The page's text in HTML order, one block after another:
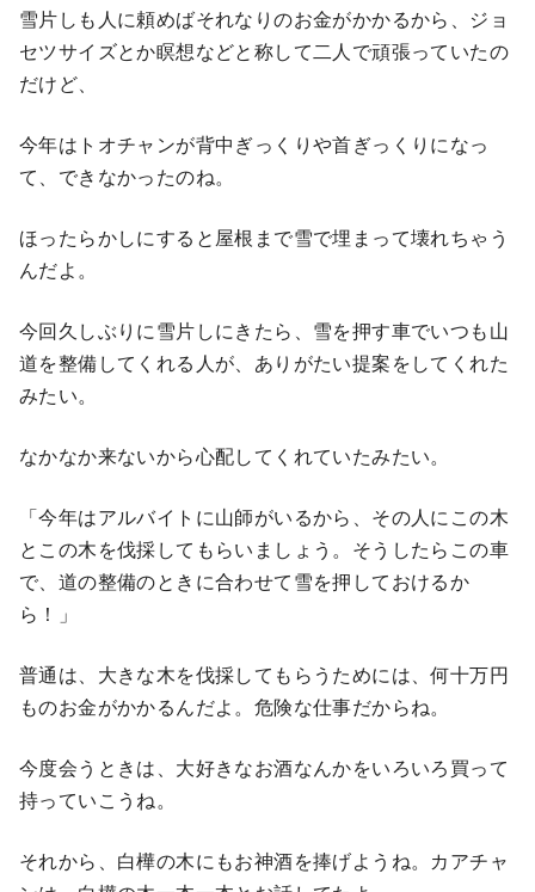
雪片しも人に頼めばそれなりのお金がかかるから、ジョ
セツサイズとか瞑想などと称して二人で頑張っていたの
だけど、
今年はトオチャンが背中ぎっくりや首ぎっくりになっ
て、できなかったのね。
ほったらかしにすると屋根まで雪で埋まって壊れちゃう
んだよ。
今回久しぶりに雪片しにきたら、雪を押す車でいつも山
道を整備してくれる人が、ありがたい提案をしてくれた
みたい。
なかなか来ないから心配してくれていたみたい。
「今年はアルバイトに山師がいるから、その人にこの木
とこの木を伐採してもらいましょう。そうしたらこの車
で、道の整備のときに合わせて雪を押しておけるか
ら！」
普通は、大きな木を伐採してもらうためには、何十万円
ものお金がかかるんだよ。危険な仕事だからね。
今度会うときは、大好きなお酒なんかをいろいろ買って
持っていこうね。
それから、白樺の木にもお神酒を捧げようね。カアチャ